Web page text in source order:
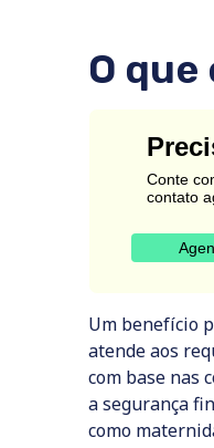
O
Conte
contato
Um benefício
atende aos
com base nas
a segurança
como